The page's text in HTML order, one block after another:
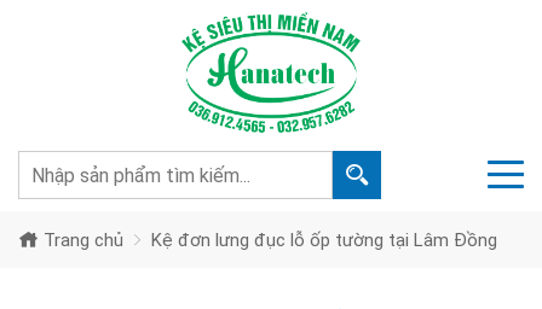
Trang chủ Kệ đơn lưng đục lỗ ốp tường tại Lâm Đồng